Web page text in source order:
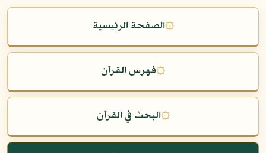
۞الصفحة الرئيسية
۞فهرس القرآن
۞البحث في القرآن